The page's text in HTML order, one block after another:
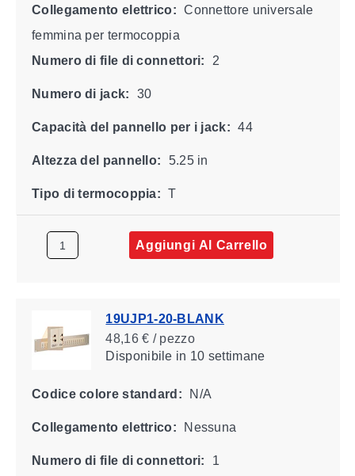
Collegamento elettrico: Connettore universale
femmina per termocoppia
Numero di file di connettori:
2
Numero di jack: 30
Capacità del pannello per i jack: 44
Altezza del pannello: 5.25 in
Tipo di termocoppia: T
Aggiungi Al Carrello
19UJP1-20-BLANK
48,16 € / pezzo
Disponibile in 10 settimane
Codice colore standard: N/A
Collegamento elettrico: Nessuna
Numero di file di connettori: 1